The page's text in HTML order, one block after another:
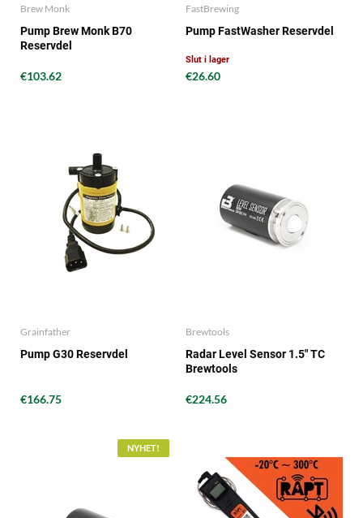
Brew Monk
Pump Brew Monk B70
Reservdel
€103.62
FastBrewing
Pump FastWasher Reservdel
Slut i lager
€26.60
Grainfather
Pump G30 Reservdel
€166.75
Brewtools
Radar Level Sensor 1.5" TC
Brewtools
€224.56
NYHET!